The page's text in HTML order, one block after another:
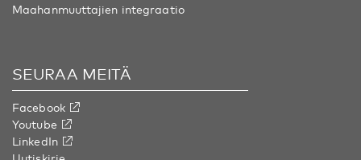
Maahanmuuttajien integraatio
SEURAA MEITÄ
Facebook
Youtube
LinkedIn